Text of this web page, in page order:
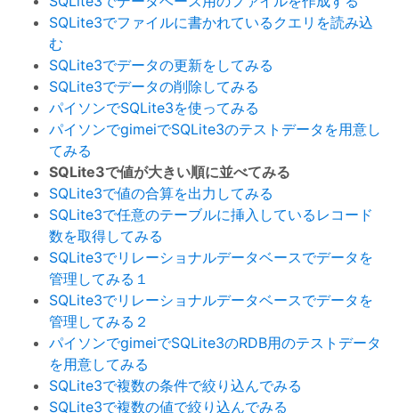
SQLite3でファイルに書かれているクエリを読み込
む
SQLite3でデータの更新をしてみる
SQLite3でデータの削除してみる
パイソンでSQLite3を使ってみる
パイソンでgimeiでSQLite3のテストデータを用意し
てみる
SQLite3で値が大きい順に並べてみる
SQLite3で値の合算を出力してみる
SQLite3で任意のテーブルに挿入しているレコード
数を取得してみる
SQLite3でリレーショナルデータベースでデータを
管理してみる１
SQLite3でリレーショナルデータベースでデータを
管理してみる２
パイソンでgimeiでSQLite3のRDB用のテストデータ
を用意してみる
SQLite3で複数の条件で絞り込んでみる
SQLite3で複数の値で絞り込んでみる